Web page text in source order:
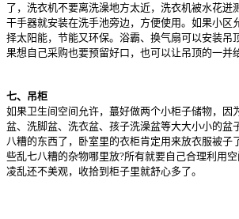
了，洗衣机不要离洗澡地方太近，洗衣机被水花迸
干手器就安装在洗手池旁边，方便使用。如果小区
择太阳能，节能又环保。浴霸、换气扇可以安装吊
果想自己采购也要预留好口，也可以让吊顶的一并
七、吊柜
如果卫生间空间允许，蕞好做两个小柜子储物，因
盆、洗脚盆、洗衣盆、孩子洗澡盆等大大小小的盆
八糟的东西了，卧室里的衣柜肯定用来放衣服被子
些乱七八糟的杂物哪里放?所有就要自己合理利用
凌乱还不美观，收拾到柜子里就舒心多了。